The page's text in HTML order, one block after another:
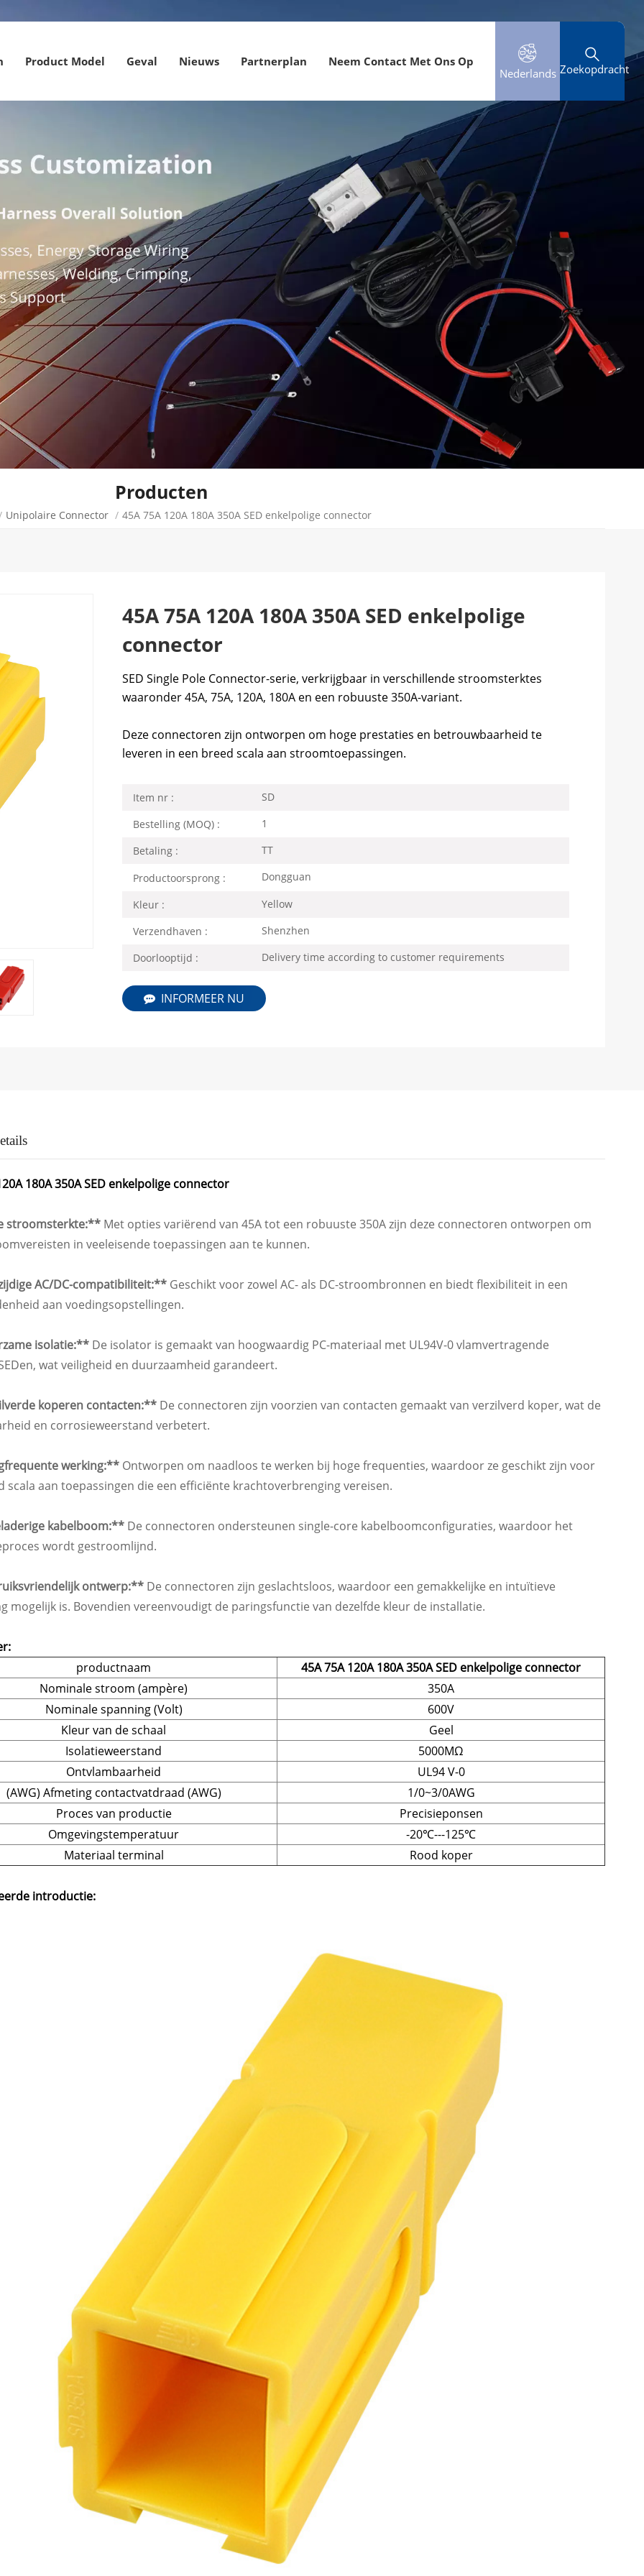
Product Model Geval Nieuws Partnerplan
Neem Contact Met Ons Op
Nederlands Zoekopdracht
Producten
Unipolaire Connector / 45A 75A 120A 180A 350A SED enkelpolige connector
45A 75A 120A 180A 350A SED enkelpolige
connector
SED Single Pole Connector-serie, verkrijgbaar in verschillende stroomsterktes
waaronder 45A, 75A, 120A, 180A en een robuuste 350A-variant.
Deze connectoren zijn ontworpen om hoge prestaties en betrouwbaarheid te
leveren in een breed scala aan stroomtoepassingen.
Item nr : SD
Bestelling (MOQ) : 1
Betaling : TT
Productoorsprong : Dongguan
Kleur : Yellow
Verzendhaven : Shenzhen
Doorlooptijd : Delivery time according to customer requirements
INFORMEER NU
180A 350A SED enkelpolige connector
stroomsterkte:** Met opties variërend van 45A tot een robuuste 350A zijn deze connectoren ontworpen om
in veeleisende toepassingen aan te kunnen.
AC/DC-compatibiliteit:** Geschikt voor zowel AC- als DC-stroombronnen en biedt flexibiliteit in een
aan voedingsopstellingen.
isolatie:** De isolator is gemaakt van hoogwaardig PC-materiaal met UL94V-0 vlamvertragende
wat veiligheid en duurzaamheid garandeert.
koperen contacten:** De connectoren zijn voorzien van contacten gemaakt van verzilverd koper, wat de
en corrosieweerstand verbetert.
werking:** Ontworpen om naadloos te werken bij hoge frequenties, waardoor ze geschikt zijn voor
scala aan toepassingen die een efficiënte krachtoverbrenging vereisen.
kabelboom:** De connectoren ondersteunen single-core kabelboomconfiguraties, waardoor het
wordt gestroomlijnd.
ontwerp:** De connectoren zijn geslachtsloos, waardoor een gemakkelijke en intuïtieve
mogelijk is. Bovendien vereenvoudigt de paringsfunctie van dezelfde kleur de installatie.
productnaam
45A 75A 120A 180A 350A SED enkelpolige connector
Nominale stroom (ampère)
350A
Nominale spanning (Volt)
600V
Kleur van de schaal
Geel
Isolatieweerstand
5000MΩ
Ontvlambaarheid
UL94 V-0
(AWG) Afmeting contactvatdraad (AWG)
1/0~3/0AWG
Proces van productie
Precisieponsen
Omgevingstemperatuur
-20℃---125℃
Materiaal terminal
Rood koper
introductie: